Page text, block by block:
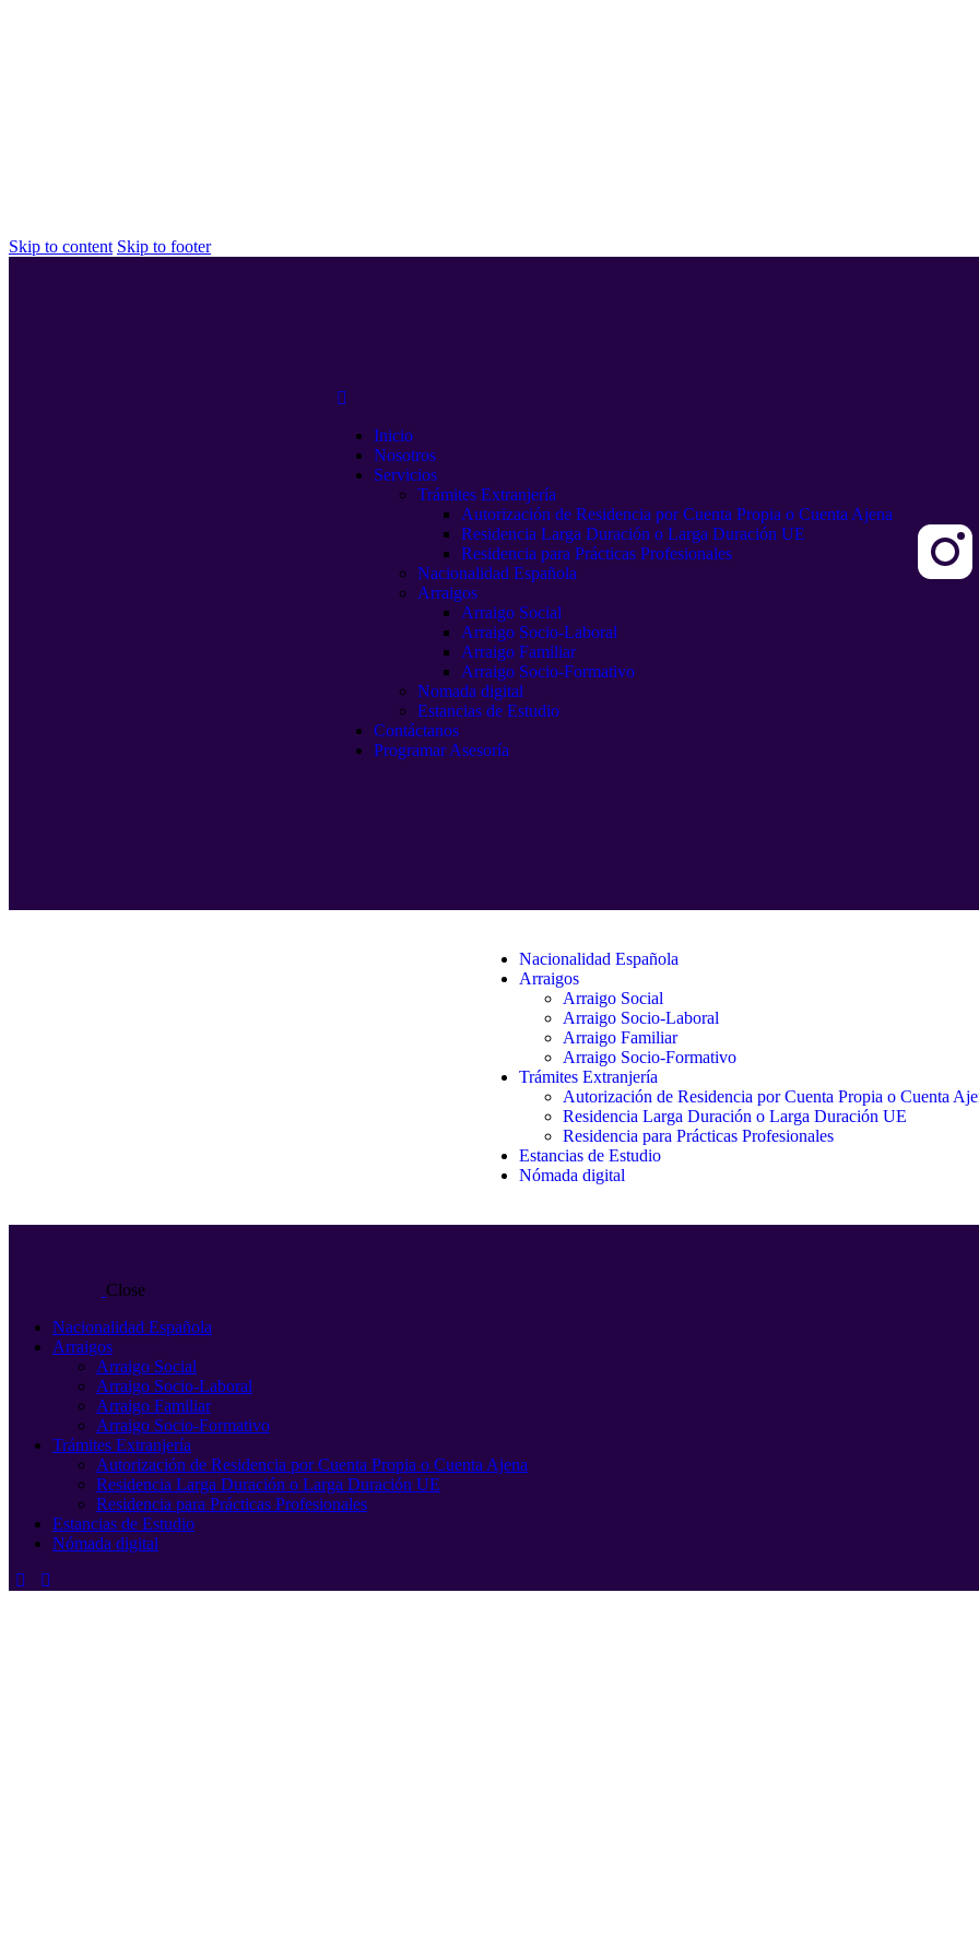
Skip to content Skip to footer
Inicio
Nosotros
Servicios
Trámites Extranjería
Autorización de Residencia por Cuenta Propia o Cuenta Ajena
Residencia Larga Duración o Larga Duración UE
Residencia para Prácticas Profesionales
Nacionalidad Española
Arraigos
Arraigo Social
Arraigo Socio-Laboral
Arraigo Familiar
Arraigo Socio-Formativo
Nomada digital
Estancias de Estudio
Contáctanos
Programar Asesoría
Nacionalidad Española
Arraigos
Arraigo Social
Arraigo Socio-Laboral
Arraigo Familiar
Arraigo Socio-Formativo
Trámites Extranjería
Autorización de Residencia por Cuenta Propia o Cuenta
Residencia Larga Duración o Larga Duración UE
Residencia para Prácticas Profesionales
Estancias de Estudio
Nómada digital
Close
Nacionalidad Española
Arraigos
Arraigo Social
Arraigo Socio-Laboral
Arraigo Familiar
Arraigo Socio-Formativo
Trámites Extranjería
Autorización de Residencia por Cuenta Propia o Cuenta Ajena
Residencia Larga Duración o Larga Duración UE
Residencia para Prácticas Profesionales
Estancias de Estudio
Nómada digital